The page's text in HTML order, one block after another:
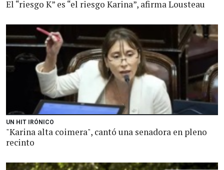
El “riesgo K” es “el riesgo Karina”, afirma Lousteau
UN HIT IRÓNICO
"Karina alta coimera", cantó una senadora en pleno
recinto